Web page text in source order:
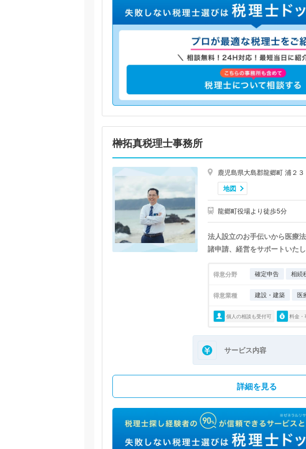
榊拓真税理士事務所
鹿児島県大島郡龍郷町 浦２
地図
龍郷町役場より徒歩5分
法人設立のお手伝いから医療
諸申請、経営をサポートいた
得意分野 確定申告 相続
得意業種 建設・建築 医
個人の相談も受付可 料金・
サービス内容
詳細を見る